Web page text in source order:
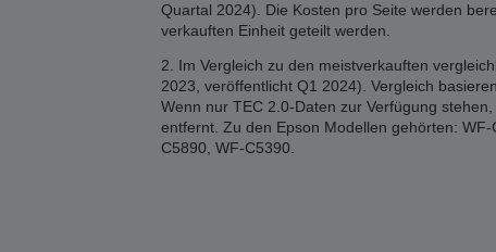
Quartal 2024). Die Kosten pro Seite werden
verkauften Einheit geteilt werden.
2. Im Vergleich zu den meistverkauften
2023, veröffentlicht Q1 2024). Vergleich
Wenn nur TEC 2.0-Daten zur Verfügung
entfernt. Zu den Epson Modellen gehörten:
C5890, WF-C5390.